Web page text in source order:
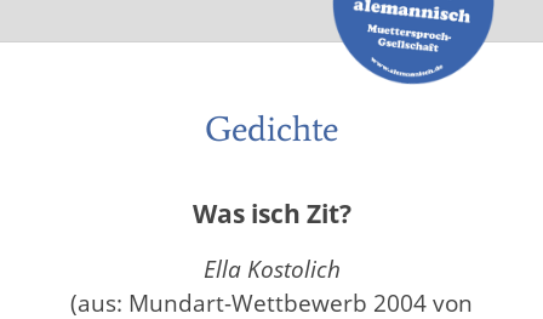
Gedichte
Was isch Zit?
Ella Kostolich
(aus: Mundart-Wettbewerb 2004 von